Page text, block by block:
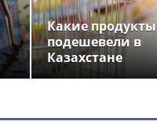
Какие продукты
подешевели в
Казахстане